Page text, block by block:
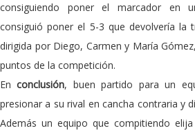
consiguiendo poner el marcador en
consiguió poner el 5-3 que devolvería la
dirigida por Diego, Carmen y María
puntos de la competición.
Enconclusión, buen partido para un
presionar a su rival en cancha contraria y
Además un equipo que compitiendo